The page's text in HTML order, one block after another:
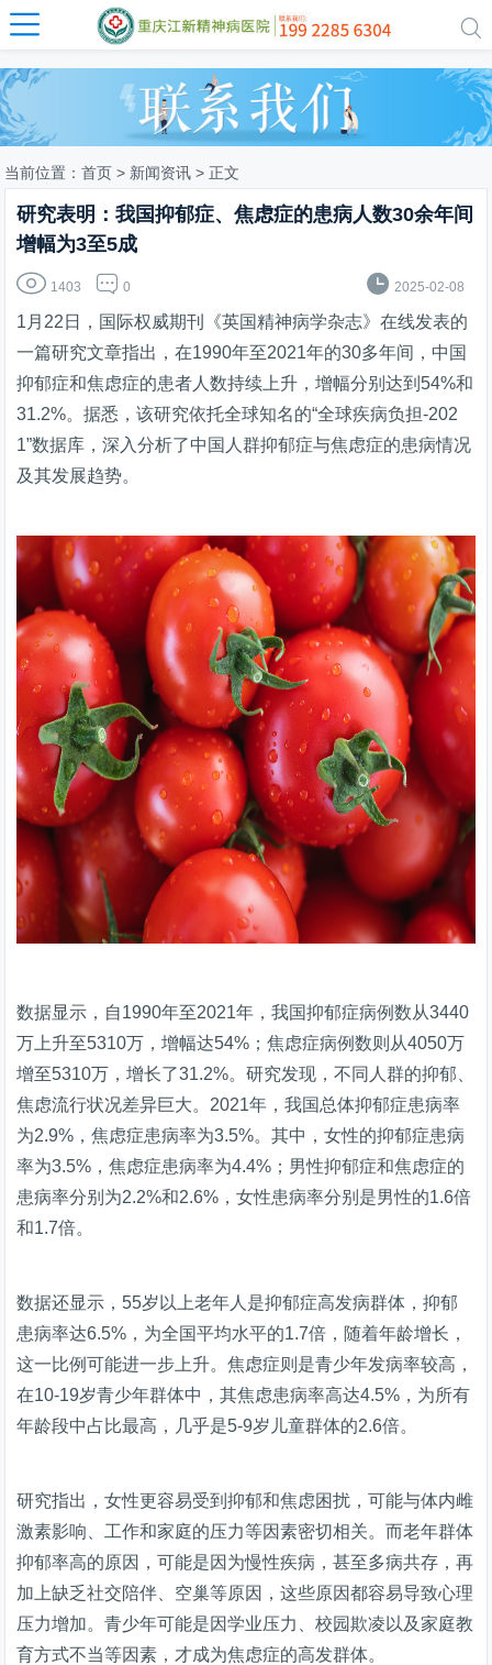


当前位置：首页 > 新闻资讯 > 正文
研究表明：我国抑郁症、焦虑症的患病人数30余年间
增幅为3至5成
 1403  0  2025-02-08
1月22日，国际权威期刊《英国精神病学杂志》在线发表的
一篇研究文章指出，在1990年至2021年的30多年间，中国
抑郁症和焦虑症的患者人数持续上升，增幅分别达到54%和
31.2%。据悉，该研究依托全球知名的“全球疾病负担-202
1”数据库，深入分析了中国人群抑郁症与焦虑症的患病情况
及其发展趋势。
数据显示，自1990年至2021年，我国抑郁症病例数从3440
万上升至5310万，增幅达54%；焦虑症病例数则从4050万
增至5310万，增长了31.2%。研究发现，不同人群的抑郁、
焦虑流行状况差异巨大。2021年，我国总体抑郁症患病率
为2.9%，焦虑症患病率为3.5%。其中，女性的抑郁症患病
率为3.5%，焦虑症患病率为4.4%；男性抑郁症和焦虑症的
患病率分别为2.2%和2.6%，女性患病率分别是男性的1.6倍
和1.7倍。
数据还显示，55岁以上老年人是抑郁症高发病群体，抑郁
患病率达6.5%，为全国平均水平的1.7倍，随着年龄增长，
这一比例可能进一步上升。焦虑症则是青少年发病率较高，
在10-19岁青少年群体中，其焦虑患病率高达4.5%，为所有
年龄段中占比最高，几乎是5-9岁儿童群体的2.6倍。
研究指出，女性更容易受到抑郁和焦虑困扰，可能与体内雌
激素影响、工作和家庭的压力等因素密切相关。而老年群体
抑郁率高的原因，可能是因为慢性疾病，甚至多病共存，再
加上缺乏社交陪伴、空巢等原因，这些原因都容易导致心理
压力增加。青少年可能是因学业压力、校园欺凌以及家庭教
育方式不当等因素，才成为焦虑症的高发群体。